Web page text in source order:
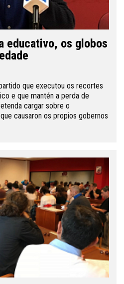
educativo, os globos
que executou os recortes
e que mantén a perda de
cargar sobre o
causaron os propios gobernos